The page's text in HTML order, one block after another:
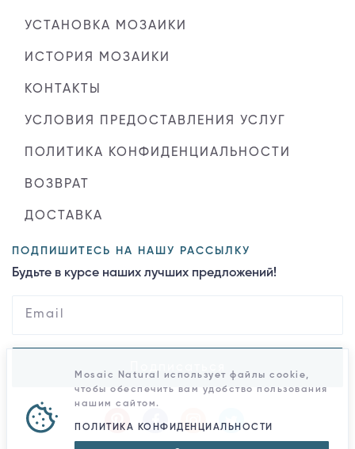
УСТАНОВКА МОЗАИКИ
ИСТОРИЯ МОЗАИКИ
КОНТАКТЫ
УСЛОВИЯ ПРЕДОСТАВЛЕНИЯ УСЛУГ
ПОЛИТИКА КОНФИДЕНЦИАЛЬНОСТИ
ВОЗВРАТ
ДОСТАВКА
ПОДПИШИТЕСЬ НА НАШУ РАССЫЛКУ
Будьте в курсе наших лучших предложений!
Mosaic Natural использует файлы cookie,
чтобы обеспечить вам удобство пользования
нашим сайтом.
ПОЛИТИКА КОНФИДЕНЦИАЛЬНОСТИ